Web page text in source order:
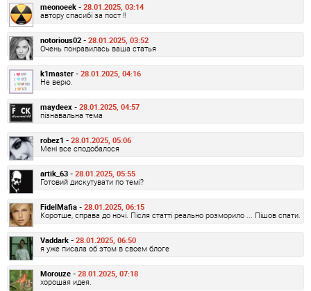
meonoeek - 28.01.2025, 03:14
автору спасибі за пост !!
notorious02 - 28.01.2025, 03:52
Очень понравилась ваша статья
k1master - 28.01.2025, 04:16
Не верю.
maydeex - 28.01.2025, 04:57
пізнавальна тема
robez1 - 28.01.2025, 05:06
Мені все сподобалося
artik_63 - 28.01.2025, 05:55
Готовий дискутувати по темі?
FidelMafia - 28.01.2025, 06:15
Коротше, справа до ночі. Після статті реально розморило ... Пішов спати.
Vaddark - 28.01.2025, 06:50
я уже писала об этом в своем блоге
Morouze - 28.01.2025, 07:18
хорошая идея.